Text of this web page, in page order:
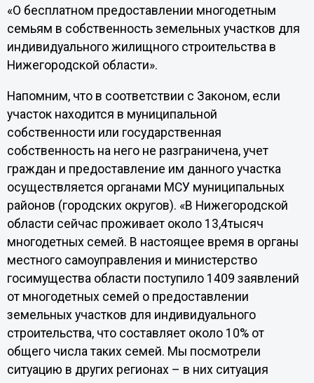
«О бесплатном предоставлении многодетным
семьям в собственность земельных участков для
индивидуального жилищного строительства в
Нижегородской области».
Напомним, что в соответствии с Законом, если
участок находится в муниципальной
собственности или государственная
собственность на него не разграничена, учет
граждан и предоставление им данного участка
осуществляется органами МСУ муниципальных
районов (городских округов). «В Нижегородской
области сейчас проживает около 13,4тысяч
многодетных семей. В настоящее время в органы
местного самоуправления и министерство
госимущества области поступило 1409 заявлений
от многодетных семей о предоставлении
земельных участков для индивидуального
строительства, что составляет около 10% от
общего числа таких семей. Мы посмотрели
ситуацию в других регионах – в них ситуация